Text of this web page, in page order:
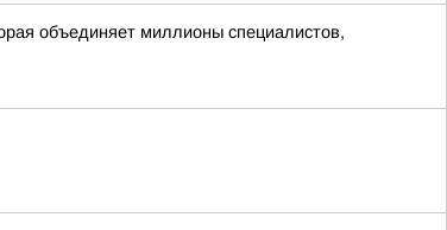
объединяет миллионы специалистов,